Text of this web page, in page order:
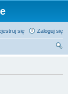
Zaloguj się
się